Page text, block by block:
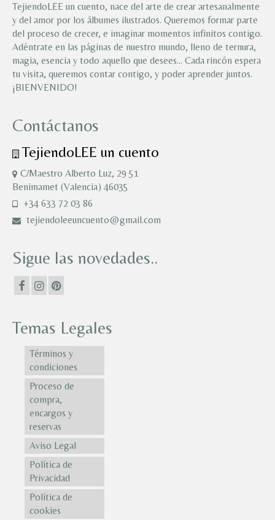
TejiendoLEE un cuento, nace del arte de crear artesanalmente
y del amor por los álbumes ilustrados. Queremos formar parte
del proceso de crecer, e imaginar momentos infinitos contigo.
Adéntrate en las páginas de nuestro mundo, lleno de ternura,
magia, esencia y todo aquello que desees… Cada rincón espera
tu visita, queremos contar contigo, y poder aprender juntos.
¡BIENVENIDO!
Contáctanos
TejiendoLEE un cuento
C/Maestro Alberto Luz, 29 51
Benimamet (Valencia) 46035
+34 633 72 03 86
tejiendoleeuncuento@gmail.com
Sigue las novedades..
Temas Legales
Términos y
condiciones
Proceso de
compra,
encargos y
reservas
Aviso Legal
Política de
Privacidad
Política de
cookies